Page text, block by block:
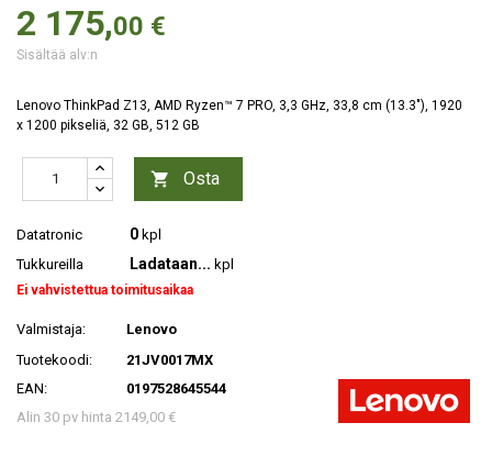
2 175,00 €
Sisältää alv:n
Lenovo ThinkPad Z13, AMD Ryzen™ 7 PRO, 3,3 GHz, 33,8 cm (13.3"), 1920
x 1200 pikseliä, 32 GB, 512 GB
 Osta
Datatronic 0 kpl
Tukkureilla
Ladataan... kpl
Ei vahvistettua toimitusaikaa
Valmistaja:
Lenovo
Tuotekoodi:
21JV0017MX
EAN:
0197528645544
Alin 30 pv hinta 2149,00 €